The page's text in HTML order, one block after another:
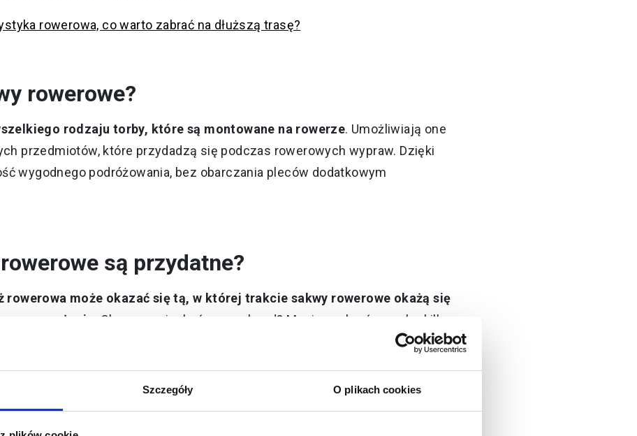
Szczegóły O plikach cookies
rowerowa, co warto zabrać na dłuższą trasę?
rowerowe?
rodzaju torby, które są montowane na rowerze. Umożliwiają one
przedmiotów, które przydadzą się podczas rowerowych wypraw. Dzięki
wygodnego podróżowania, bez obarczania pleców dodatkowym
są przydatne?
rowerowa może okazać się tą, w której trakcie sakwy rowerowe okażą się
wyposażenia
. Chcesz wyjechać na weekend? Musisz zabrać ze sobą kilka
nawet na tydzień. Wtedy tych rzeczy będzie jeszcze więcej. W takich
się również na jednodniowy wypad za miasto
. Możesz do nich